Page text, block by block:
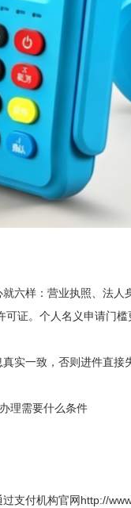
样：营业执照、法人
证。个人名义申请门
一致，否则进件直接失
理需要什么条件
付机构官网http://